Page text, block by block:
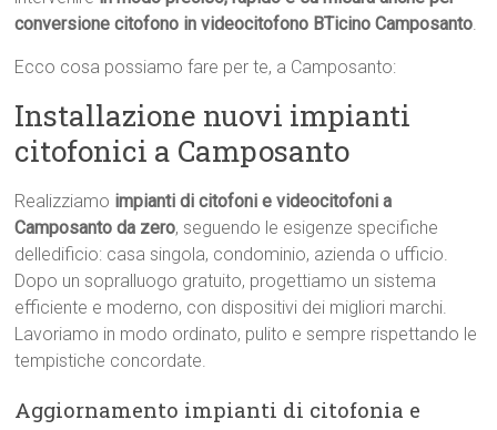
conversione citofono in videocitofono BTicino Camposanto.
Ecco cosa possiamo fare per te, a Camposanto:
Installazione nuovi impianti
citofonici a Camposanto
Realizziamo impianti di citofoni e videocitofoni a
Camposanto da zero, seguendo le esigenze specifiche
delledificio: casa singola, condominio, azienda o ufficio.
Dopo un sopralluogo gratuito, progettiamo un sistema
efficiente e moderno, con dispositivi dei migliori marchi.
Lavoriamo in modo ordinato, pulito e sempre rispettando le
tempistiche concordate.
Aggiornamento impianti di citofonia e